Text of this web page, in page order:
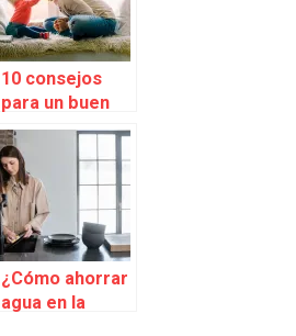
10 consejos
para un buen
aislamiento
acústico
¿Cómo ahorrar
agua en la